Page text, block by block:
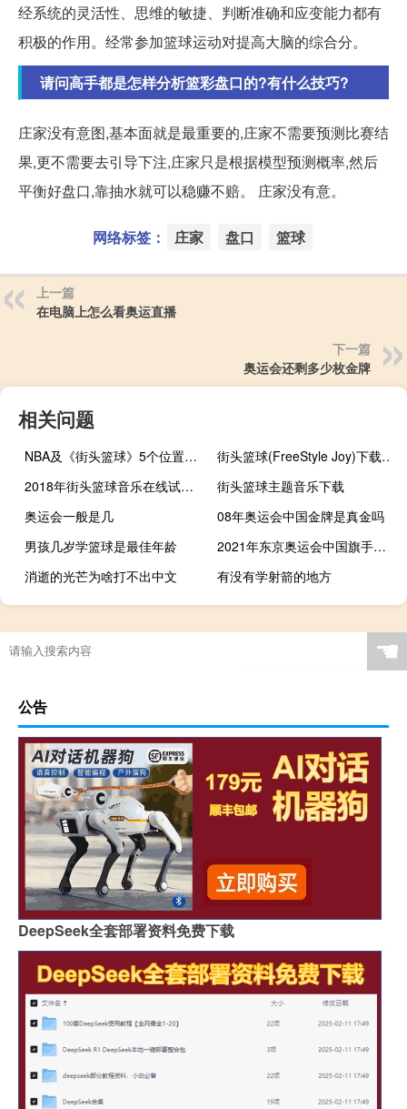
经系统的灵活性、思维的敏捷、判断准确和应变能力都有
积极的作用。经常参加篮球运动对提高大脑的综合分。
请问高手都是怎样分析篮彩盘口的?有什么技巧?
庄家没有意图,基本面就是最重要的,庄家不需要预测比赛结
果,更不需要去引导下注,庄家只是根据模型预测概率,然后
平衡好盘口,靠抽水就可以稳赚不赔。 庄家没有意。
网络标签： 庄家 盘口 篮球
上一篇
在电脑上怎么看奥运直播
下一篇
奥运会还剩多少枚金牌
相关问题
NBA及《街头篮球》5个位置的详细介绍
街头篮球(FreeStyle Joy)下载(电脑、安卓和IOS所有版本)
2018年街头篮球音乐在线试听及下载
街头篮球主题音乐下载
奥运会一般是几
08年奥运会中国金牌是真金吗
男孩几岁学篮球是最佳年龄
2021年东京奥运会中国旗手是谁
消逝的光芒为啥打不出中文
有没有学射箭的地方
原神怎么不用重新加载
艾尔登法环怎么免疫癫火
夏季奥运会有滑冰项目吗
云顶之弈的老鼠装备 ☚
公告
DeepSeek全套部署资料免费下载